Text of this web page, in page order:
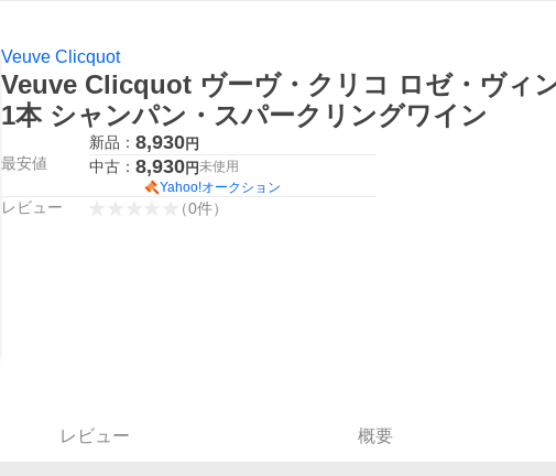
Veuve Clicquot
Veuve Clicquot ヴーヴ・クリコ ロゼ・ヴィ
1本 シャンパン・スパークリングワイン
最安値
新品： 8,930円
中古： 8,930円未使用
Yahoo!オークション
レビュー （0件）
レビュー 概要